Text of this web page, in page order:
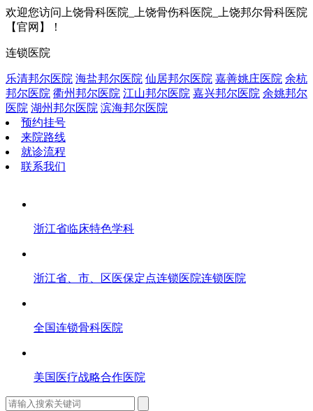
欢迎您访问上饶骨科医院_上饶骨伤科医院_上饶邦尔骨科医院
【官网】！
连锁医院
乐清邦尔医院 海盐邦尔医院 仙居邦尔医院 嘉善姚庄医院 余杭
邦尔医院 衢州邦尔医院 江山邦尔医院 嘉兴邦尔医院 余姚邦尔
医院 湖州邦尔医院 滨海邦尔医院
预约挂号
来院路线
就诊流程
联系我们
浙江省临床特色学科
浙江省、市、区医保定点连锁医院连锁医院
全国连锁骨科医院
美国医疗战略合作医院